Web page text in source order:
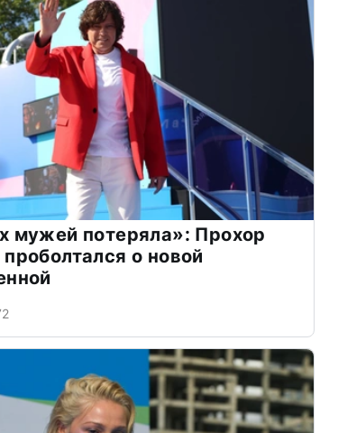
мужей потеряла»: Прохор
о новой